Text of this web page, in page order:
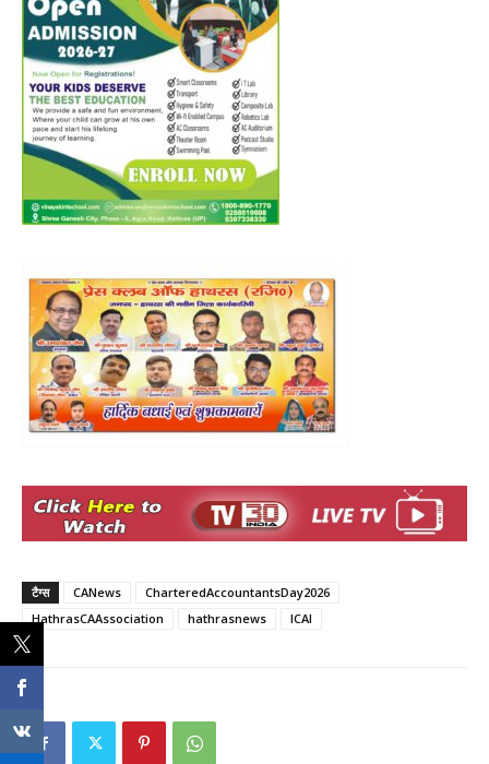
टैग्स CANews
CharteredAccountantsDay2026
HathrasCAAssociation
hathrasnews ICAI